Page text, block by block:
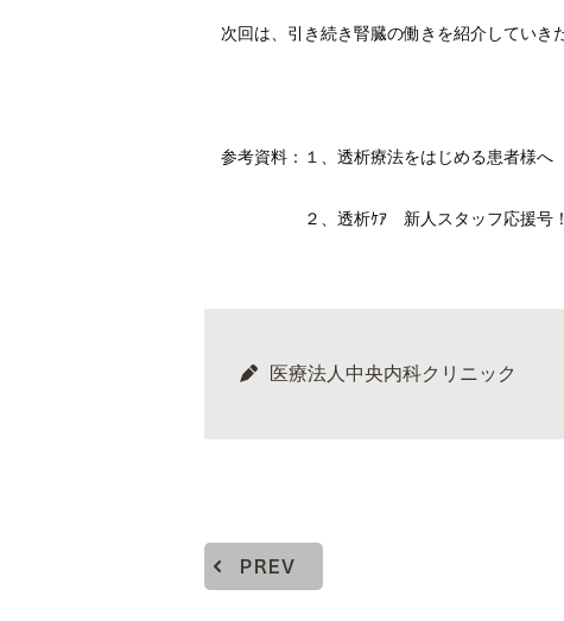
次回は、引き続き腎臓の働きを紹介していき
参考資料：１、透析療法をはじめる患者様
２、透析ｹｱ 新人スタッフ応援号！物
医療法人中央内科クリニック
PREV